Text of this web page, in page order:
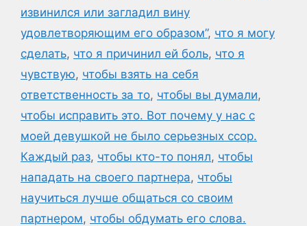
извинился или загладил вину
удовлетворяющим его образом”, что я могу
сделать, что я причинил ей боль, что я
чувствую, чтобы взять на себя
ответственность за то, чтобы вы думали,
чтобы исправить это. Вот почему у нас с
моей девушкой не было серьезных ссор.
Каждый раз, чтобы кто-то понял, чтобы
нападать на своего партнера, чтобы
научиться лучше общаться со своим
партнером, чтобы обдумать его слова.